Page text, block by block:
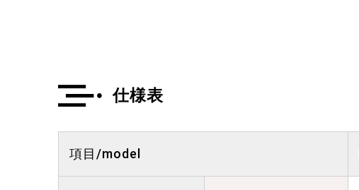
仕様表
項目/model